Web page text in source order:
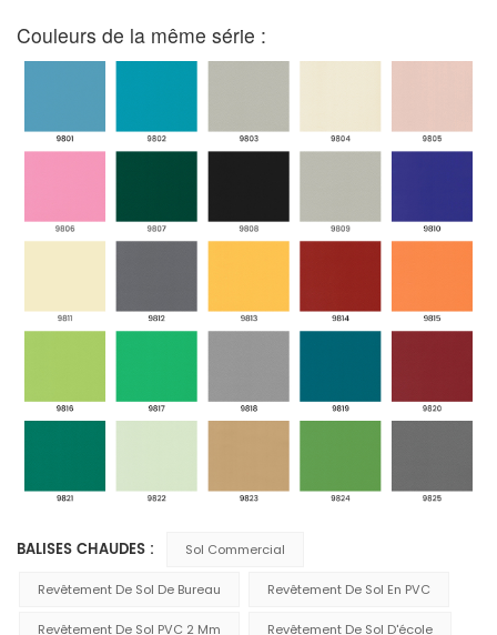
Couleurs de la même série :
BALISES CHAUDES : Sol Commercial
Revêtement De Sol De Bureau Revêtement De Sol En PVC
Revêtement De Sol PVC 2 Mm Revêtement De Sol D'école